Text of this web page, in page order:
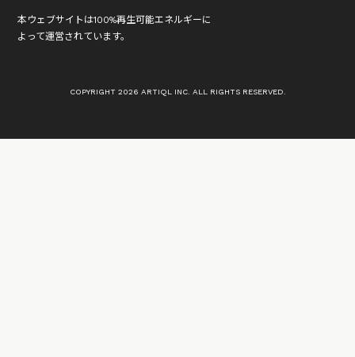
本ウェブサイトは100%再生可能エネルギーに
よって運営されています。
COPYRIGHT 2026 ARTIQL INC. ALL RIGHTS RESERVED.